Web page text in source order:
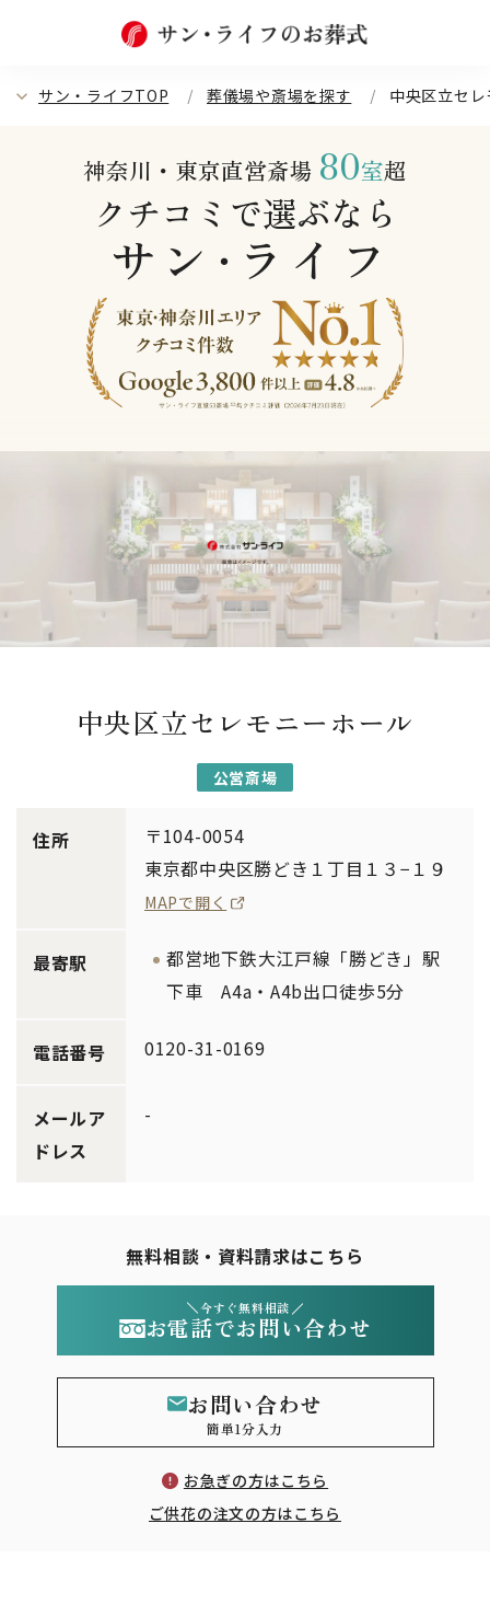
サン・ライフTOP 葬儀場や斎場を探す 中央区立セ
神奈川・東京直営斎場 80室超
クチコミで選ぶなら
サン ・ ライフ
中央区立セレモニーホール
公営斎場
住所
〒104-0054
東京都中央区勝どき１丁目１３−１９
MAPで開く
最寄駅
都営地下鉄大江戸線「勝どき」駅
下車 A4a・A4b出口徒歩5分
電話番号 0120-31-0169
メールア
ドレス
-
無料相談・資料請求はこちら
今すぐ無料相談
お電話でお問い合わせ
お問い合わせ
簡単1分入力
お急ぎの方はこちら
ご供花の注文の方はこちら